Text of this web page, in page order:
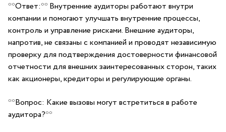
**Ответ:**⁣ Внутренние аудиторы работают внутри
компании и помогают улучшать внутренние процессы,
контроль и ⁢управление рисками.‍ Внешние аудиторы,
напротив, не связаны с компанией и проводят независимую
проверку⁣ для‍ подтверждения⁢ достоверности финансовой
отчетности для внешних ‍заинтересованных‌ сторон, таких
⁢как акционеры, кредиторы и регулирующие органы.
**Вопрос: Какие вызовы могут встретиться в работе
аудитора?**